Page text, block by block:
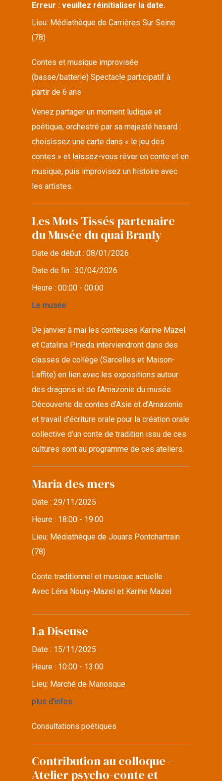
Erreur : veuillez réinitialiser la date.
Lieu: Médiathèque de Carrières Sur Seine
(78)
Contes et musique improvisée
(basse/batterie) Spectacle participatif à
partir de 6 ans
Venez partager un moment ludique et
poétique, orchestré par sa majesté hasard :
choisissez une carte dans « le jeu des
contes » et laissez-vous rêver en conte et en
musique, puis improvisez un histoire avec
les artistes.
Les Mots Tissés partenaire
du Musée du quai Branly
Date de début :08/01/2026
Date de fin :30/04/2026
Heure :00:00 - 00:00
Le musée
De janvier à mai les conteuses Karine Mazel
et Catalina Pineda interviendront dans des
classes de collège (Sarcelles et Maison-
Laffite) en lien avec les expositions autour
des dragons et de l’Amazonie du musée.
Découverte de contes d’Asie et d’Amazonie
et travail d’écriture orale pour la création orale
collective d’un conte de tradition issu de ces
cultures sont au programme de ces ateliers.
Maria des mers
Date :29/11/2025
Heure : 18:00 - 19:00
Lieu: Médiathèque de Jouars Pontchartrain
(78)
Conte traditionnel et musique actuelle
Avec Léna Noury-Mazel et Karine Mazel
La Diseuse
Date : 15/11/2025
Heure : 10:00 - 13:00
Lieu: Marché de Manosque
plus d'infos
Consultations poétiques
Contribution au colloque –
Atelier psycho-conte et